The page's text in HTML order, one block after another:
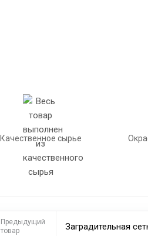
Качественное сырье
Предыдущий
товар